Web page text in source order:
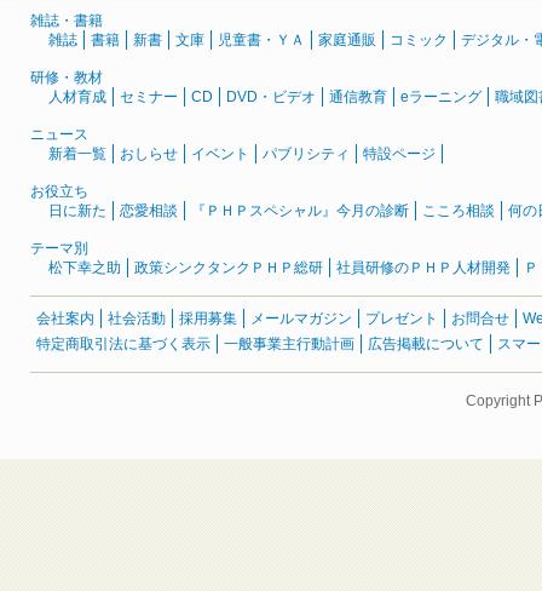
雑誌・書籍
雑誌
書籍 新書 文庫 児童書・ＹＡ 家庭通販 コミック デジタル・
研修・教材
人材育成
セミナー CD DVD・ビデオ 通信教育 eラーニング 職域図
ニュース
新着一覧
おしらせ イベント パブリシティ 特設ページ
お役立ち
日に新た
恋愛相談 『ＰＨＰスペシャル』今月の診断 こころ相談 何の
テーマ別
松下幸之助
政策シンクタンクＰＨＰ総研 社員研修のＰＨＰ人材開発
会社案内 社会活動 採用募集 メールマガジン プレゼント お問合せ
特定商取引法に基づく表示
一般事業主行動計画 広告掲載について スマ
Copyright